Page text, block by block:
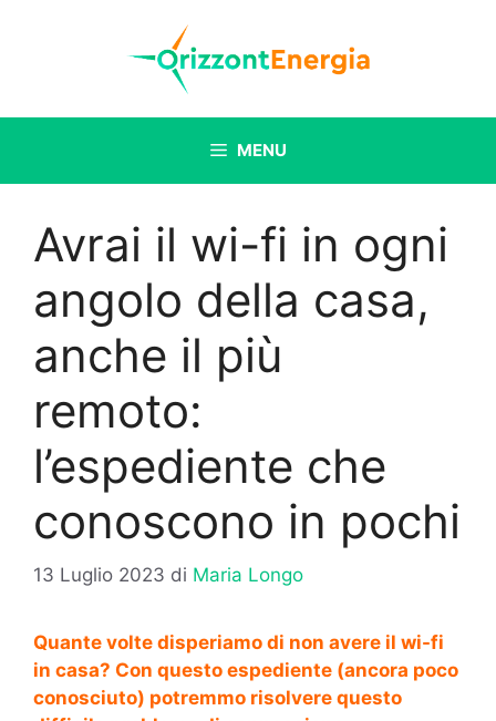
MENU
Avrai il wi-fi in ogni
angolo della casa,
anche il più
remoto:
l’espediente che
conoscono in pochi
13 Luglio 2023 di Maria Longo
Quante volte disperiamo di non avere il wi-fi
in casa? Con questo espediente (ancora poco
conosciuto) potremmo risolvere questo